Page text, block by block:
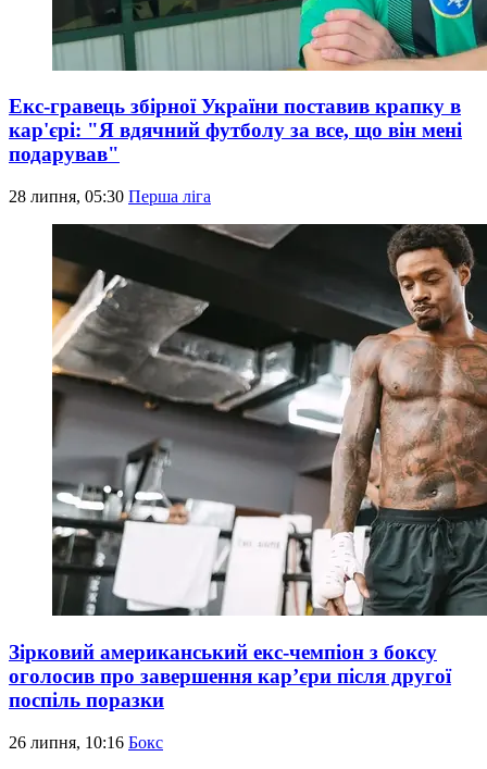
Екс-гравець збірної України поставив крапку в
кар'єрі: "Я вдячний футболу за все, що він мені
подарував"
28 липня, 05:30 Перша ліга
Зірковий американський екс-чемпіон з боксу
оголосив про завершення кар’єри після другої
поспіль поразки
26 липня, 10:16 Бокс